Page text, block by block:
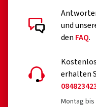
und
den FAQ.
erhalten
Montag bis